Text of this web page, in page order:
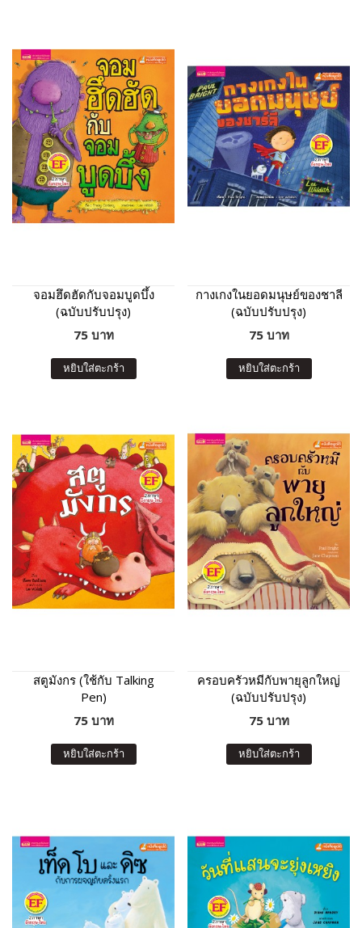
จอมฮึดฮัดกับจอมบูดบึ้ง
(ฉบับปรับปรุง)
75 บาท
หยิบใส่ตะกร้า
กางเกงในยอดมนุษย์ของชาลี
(ฉบับปรับปรุง)
75 บาท
หยิบใส่ตะกร้า
สตูมังกร (ใช้กับ Talking
Pen)
75 บาท
หยิบใส่ตะกร้า
ครอบครัวหมีกับพายุลูกใหญ่
(ฉบับปรับปรุง)
75 บาท
หยิบใส่ตะกร้า